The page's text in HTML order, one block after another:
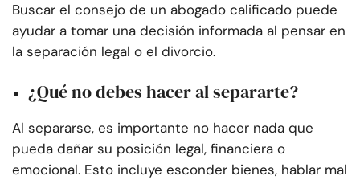
Buscar el consejo de un abogado calificado puede
ayudar a tomar una decisión informada al pensar en
la separación legal o el divorcio.
¿Qué no debes hacer al separarte?
Al separarse, es importante no hacer nada que
pueda dañar su posición legal, financiera o
emocional. Esto incluye esconder bienes, hablar mal